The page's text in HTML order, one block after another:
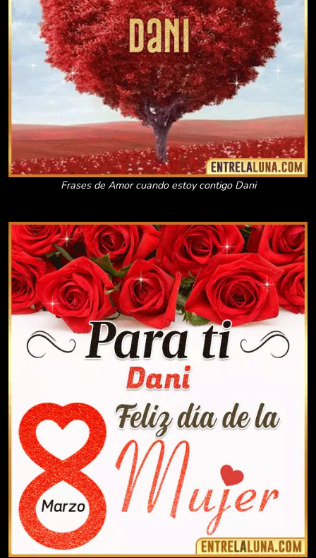
Frases de Amor cuando estoy contigo Dani